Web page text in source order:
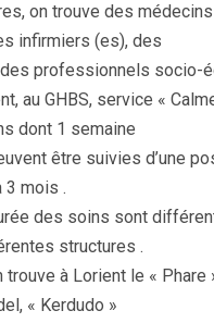
on trouve des médecins
infirmiers (es), des
professionnels socio-
au GHBS, service «
dont 1 semaine
être suivies d’une
3 mois .
des soins sont
structures .
trouve à Lorient le « Phare
« Kerdudo »